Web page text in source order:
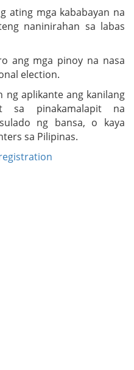
ating mga kababayan na
naninirahan sa labas
ang mga pinoy na nasa
election.
ng aplikante ang kanilang
sa pinakamalapit na
ng bansa, o kaya
sa Pilipinas.